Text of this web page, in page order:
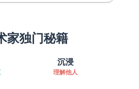
家独门秘籍
沉浸
理解他人